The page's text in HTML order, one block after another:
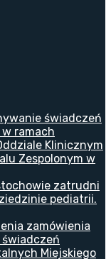
świadczeń
ramach
Klinicznym
Zespolonym w
zatrudni
pediatrii.
zamówienia
Miejskiego